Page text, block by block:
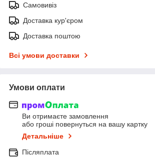
Самовивіз
Доставка кур'єром
Доставка поштою
Всі умови доставки
Умови оплати
Ви отримаєте замовлення
або гроші повернуться на вашу картку
Детальніше
Післяплата